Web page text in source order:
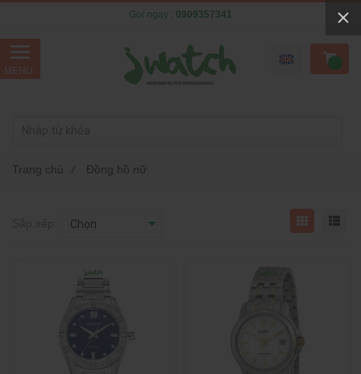
Trang chủ / Đồng hồ nữ
Gọi ngay : 0909357341